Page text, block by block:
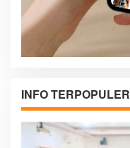
INFO TERPOPULER